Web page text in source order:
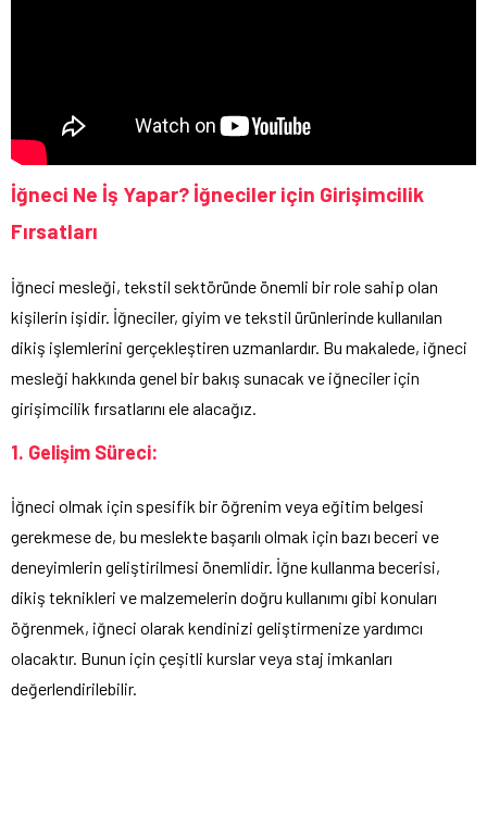
İğneci Ne İş Yapar? İğneciler için Girişimcilik
Fırsatları
İğneci mesleği, tekstil sektöründe önemli bir role sahip olan
kişilerin işidir. İğneciler, giyim ve tekstil ürünlerinde kullanılan
dikiş işlemlerini gerçekleştiren uzmanlardır. Bu makalede, iğneci
mesleği hakkında genel bir bakış sunacak ve iğneciler için
girişimcilik fırsatlarını ele alacağız.
1. Gelişim Süreci:
İğneci olmak için spesifik bir öğrenim veya eğitim belgesi
gerekmese de, bu meslekte başarılı olmak için bazı beceri ve
deneyimlerin geliştirilmesi önemlidir. İğne kullanma becerisi,
dikiş teknikleri ve malzemelerin doğru kullanımı gibi konuları
öğrenmek, iğneci olarak kendinizi geliştirmenize yardımcı
olacaktır. Bunun için çeşitli kurslar veya staj imkanları
değerlendirilebilir.